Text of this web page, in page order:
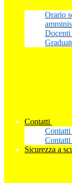
Orario
Docenti
Contatti
Contatti
Sicurezza a